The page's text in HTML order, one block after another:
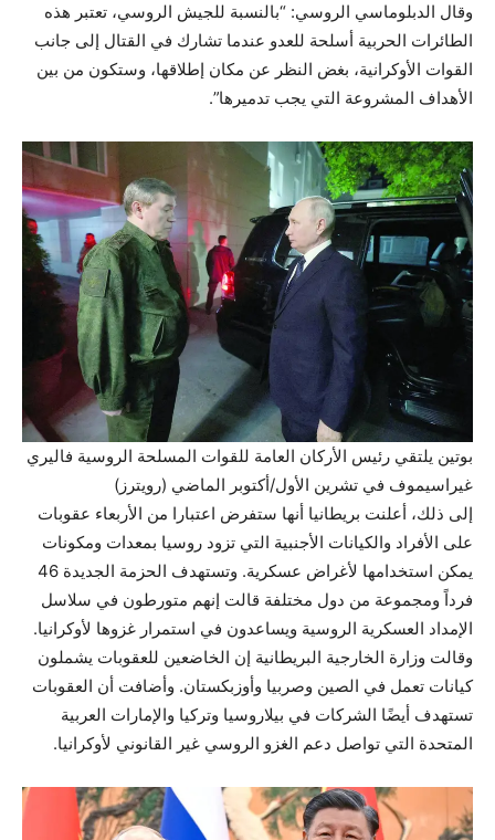
وقال الدبلوماسي الروسي: “بالنسبة للجيش الروسي، تعتبر هذه
الطائرات الحربية أسلحة للعدو عندما تشارك في القتال إلى جانب
القوات الأوكرانية، بغض النظر عن مكان إطلاقها، وستكون من بين
الأهداف المشروعة التي يجب تدميرها”.
بوتين يلتقي رئيس الأركان العامة للقوات المسلحة الروسية فاليري
غيراسيموف في تشرين الأول/أكتوبر الماضي (رويترز)
إلى ذلك، أعلنت بريطانيا أنها ستفرض اعتبارا من الأربعاء عقوبات
على الأفراد والكيانات الأجنبية التي تزود روسيا بمعدات ومكونات
يمكن استخدامها لأغراض عسكرية. وتستهدف الحزمة الجديدة 46
فرداً ومجموعة من دول مختلفة قالت إنهم متورطون في سلاسل
الإمداد العسكرية الروسية ويساعدون في استمرار غزوها لأوكرانيا.
وقالت وزارة الخارجية البريطانية إن الخاضعين للعقوبات يشملون
كيانات تعمل في الصين وصربيا وأوزبكستان. وأضافت أن العقوبات
تستهدف أيضًا الشركات في بيلاروسيا وتركيا والإمارات العربية
المتحدة التي تواصل دعم الغزو الروسي غير القانوني لأوكرانيا.